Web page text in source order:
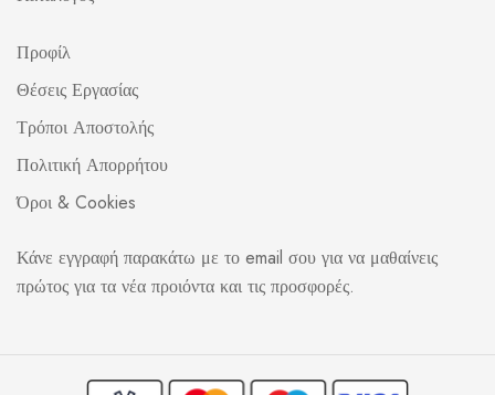
Προφίλ
Θέσεις Εργασίας
Τρόποι Αποστολής
Πολιτική Απορρήτου
Όροι & Cookies
Κάνε εγγραφή παρακάτω με το email σου για να μαθαίνεις
πρώτος για τα νέα προιόντα και τις προσφορές.